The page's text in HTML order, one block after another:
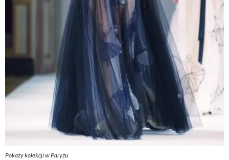
Pokazy kolekcji w Paryżu